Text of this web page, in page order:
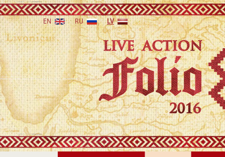
EN RU LV